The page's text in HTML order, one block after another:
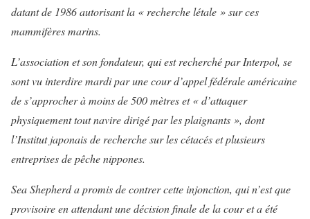
datant de 1986 autorisant la « recherche létale » sur ces
mammifères marins.
L’association et son fondateur, qui est recherché par Interpol, se
sont vu interdire mardi par une cour d’appel fédérale américaine
de s’approcher à moins de 500 mètres et « d’attaquer
physiquement tout navire dirigé par les plaignants », dont
l’Institut japonais de recherche sur les cétacés et plusieurs
entreprises de pêche nippones.
Sea Shepherd a promis de contrer cette injonction, qui n’est que
provisoire en attendant une décision finale de la cour et a été